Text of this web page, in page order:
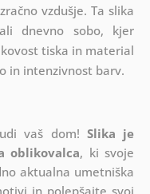
vzdušje. Ta slika
dnevno sobo, kjer
tiska in material
in intenzivnost barv.
vaš dom! Slika je
oblikovalca, ki svoje
aktualna umetniška